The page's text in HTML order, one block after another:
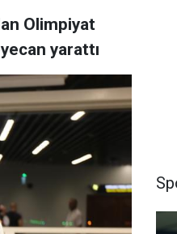
Olimpiyat
yarattı